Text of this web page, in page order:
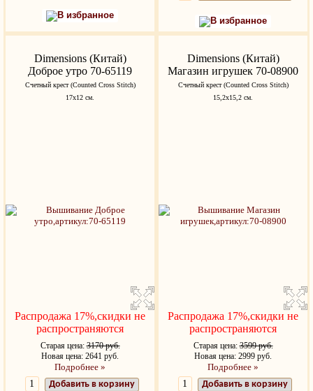
В избранное
В избранное
Dimensions (Китай)
Доброе утро 70-65119
Счетный крест (Counted Cross Stitch)
17х12 см.
Распродажа 17%,скидки не
распространяются
Старая цена:3170 руб.
Новая цена: 2641 руб.
Подробнее »
Добавить в корзину
Dimensions (Китай)
Магазин игрушек 70-08900
Счетный крест (Counted Cross Stitch)
15,2x15,2 см.
Распродажа 17%,скидки не
распространяются
Старая цена:3599 руб.
Новая цена: 2999 руб.
Подробнее »
Добавить в корзину